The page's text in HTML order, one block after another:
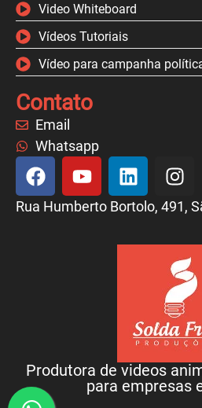
Video Whiteboard
Vídeos Tutoriais
Vídeo para campanha
Contato
Email
Whatsapp
Rua Humberto Bortolo, 491,
Produtora de videos
para empresas